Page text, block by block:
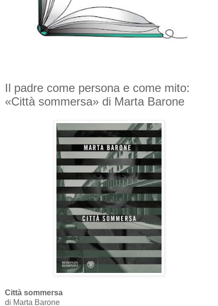
Il padre come persona e come mito:
«Città sommersa» di Marta Barone
Città sommersa
di Marta Barone